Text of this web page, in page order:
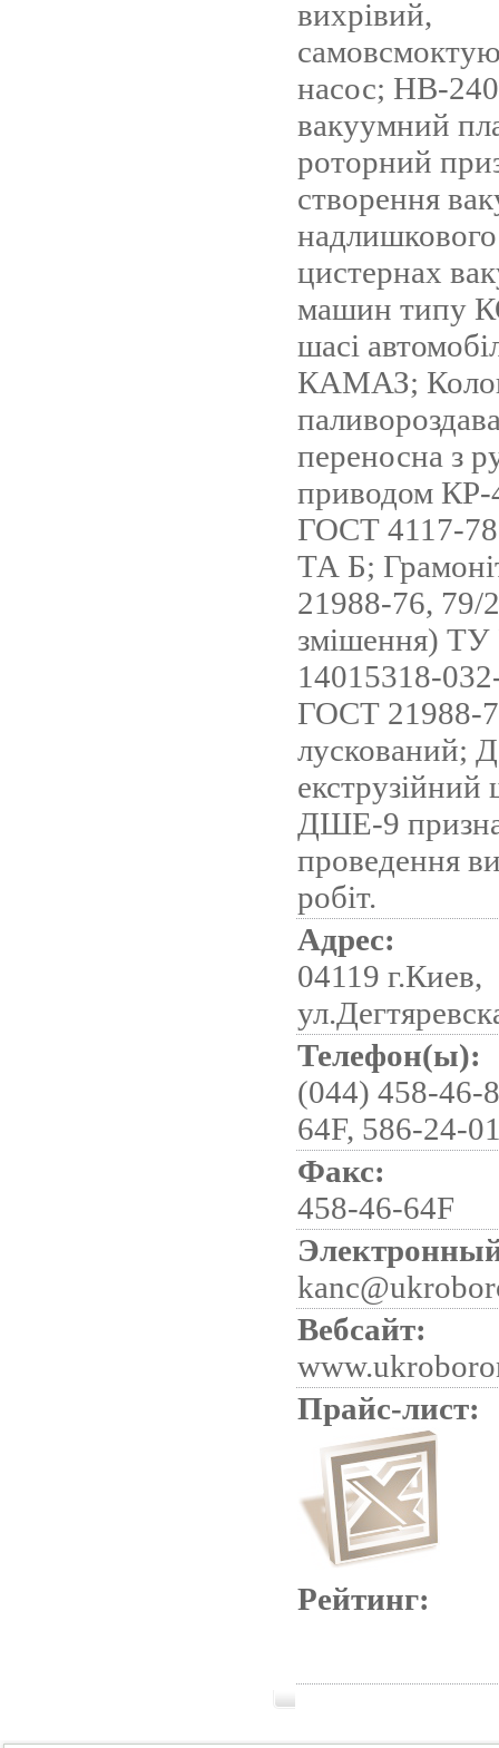
вихрівий,
насос; НВ-
вакуумний
роторний
створення
цистернах
машин типу
шасі
КАМАЗ;
переносна з
приводом КР-
ГОСТ 4117-
ТА Б;
21988-76, 79/
змішення)
14015318-
ГОСТ 21988-
лускований;
ДШЕ-9
проведення
робіт.
Адрес:
04119 г.Киев,
Телефон(ы):
(044) 458-46-
64F, 586-24-
Факс:
458-46-64F
Вебсайт:
Прайс-лист:
Рейтинг: